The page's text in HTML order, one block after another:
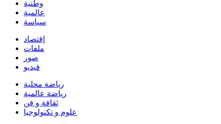
وطنية
عالمية
سياسة
إقتصاد
ملفات
صور
فيديو
رياضة محلية
رياضة عالمية
ثقافة و فن
علوم و تكنولوجيا